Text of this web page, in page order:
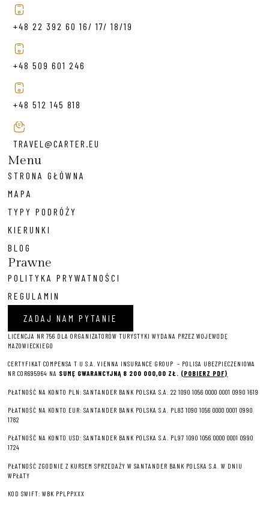
+48 22 392 60 16/ 17/ 18/19
+48 509 601 246
+48 512 145 818
TRAVEL@CARTER.EU
Menu
STRONA GŁÓWNA
MAPA
TYPY PODRÓŻY
KIERUNKI
BLOG
Prawne
POLITYKA PRYWATNOŚCI
REGULAMIN
ZADAJ NAM PYTANIE
LICENCJA NR 756 DLA ORGANIZATORÓW TURYSTYKI WYDANA PRZEZ WOJEWODĘ
MAZOWIECKIEGO
CERTYFIKAT COMPENSA T U S.A. VIENNA INSURANCE GROUP – POLISA UBEZPIECZENIOWA
NR COR695964 NA SUMĘ GWARANCYJNĄ 8 200 000,00 ZŁ. (POBIERZ PDF)
PŁATNOŚĆ NA KONTO PLN: SANTANDER BANK POLSKA S.A. 22 1090 1056 0000 0001 0990 1619
PŁATNOŚĆ NA KONTO EUR: SANTANDER BANK POLSKA S.A. PL83 1090 1056 0000 0001 0990
1782
PŁATNOŚĆ NA KONTO USD: SANTANDER BANK POLSKA S.A. PL97 1090 1056 0000 0001 0990
1724
PŁATNOŚĆ ZGODNIE Z KURSEM SPRZEDAŻY W SANTANDER BANK POLSKA S.A. W DNIU
WPŁATY
KOD SWIFT: WBK PPLPPXXX